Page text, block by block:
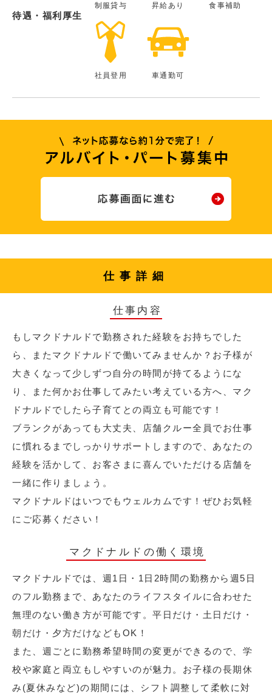
待遇・福利厚生
制服貸与 昇給あり 食事補助
社員登用 車通勤可
仕事詳細
仕事内容
もしマクドナルドで勤務された経験をお持ちでした
ら、またマクドナルドで働いてみませんか？お子様が
大きくなって少しずつ自分の時間が持てるようにな
り、また何かお仕事してみたい考えている方へ、マク
ドナルドでしたら子育てとの両立も可能です！
ブランクがあっても大丈夫、店舗クルー全員でお仕事
に慣れるまでしっかりサポートしますので、あなたの
経験を活かして、お客さまに喜んでいただける店舗を
一緒に作りましょう。
マクドナルドはいつでもウェルカムです！ぜひお気軽
にご応募ください！
マクドナルドの働く環境
マクドナルドでは、週1日・1日2時間の勤務から週5日
のフル勤務まで、あなたのライフスタイルに合わせた
無理のない働き方が可能です。平日だけ・土日だけ・
朝だけ・夕方だけなどもOK！
また、週ごとに勤務希望時間の変更ができるので、学
校や家庭と両立もしやすいのが魅力。お子様の長期休
み(夏休みなど)の期間には、シフト調整して柔軟に対